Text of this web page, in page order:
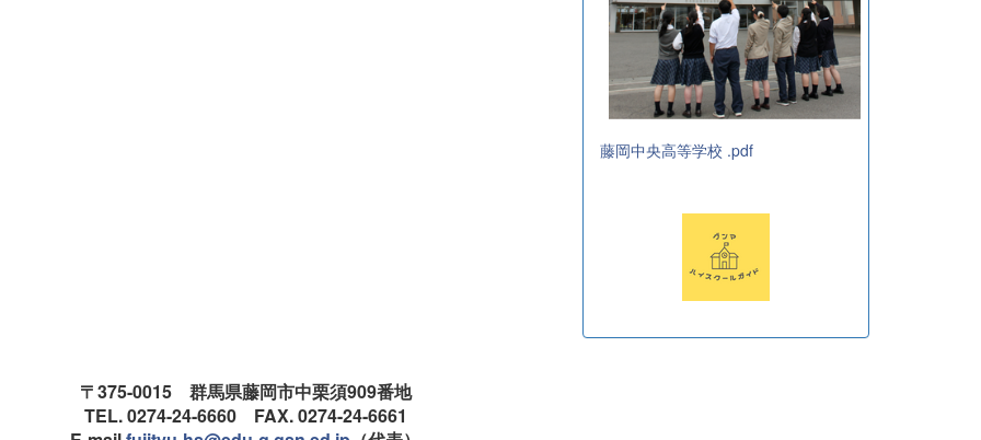
藤岡中央高等学校 .pdf
〒375-0015 群馬県藤岡市中栗須909番地
TEL. 0274-24-6660 FAX. 0274-24-6661